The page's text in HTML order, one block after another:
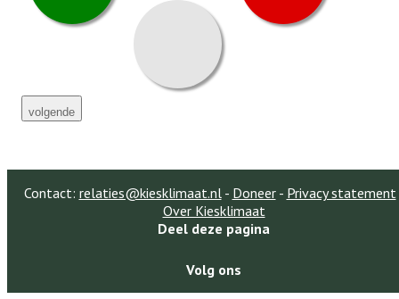
volgende
Contact: relaties@kiesklimaat.nl- Doneer- Privacy statement
Over Kiesklimaat
Deel deze pagina
Volg ons